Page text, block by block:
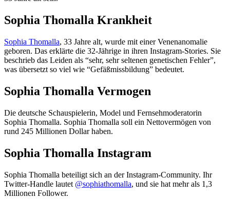
Sophia Thomalla Krankheit
Sophia Thomalla, 33 Jahre alt, wurde mit einer Venenanomalie
geboren. Das erklärte die 32-Jährige in ihren Instagram-Stories. Sie
beschrieb das Leiden als “sehr, sehr seltenen genetischen Fehler”,
was übersetzt so viel wie “Gefäßmissbildung” bedeutet.
Sophia Thomalla Vermogen
Die deutsche Schauspielerin, Model und Fernsehmoderatorin
Sophia Thomalla. Sophia Thomalla soll ein Nettovermögen von
rund 245 Millionen Dollar haben.
Sophia Thomalla Instagram
Sophia Thomalla beteiligt sich an der Instagram-Community. Ihr
Twitter-Handle lautet @sophiathomalla, und sie hat mehr als 1,3
Millionen Follower.